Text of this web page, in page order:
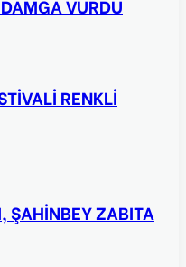
VURDU
RENKLİ
ŞAHİNBEY ZABITA